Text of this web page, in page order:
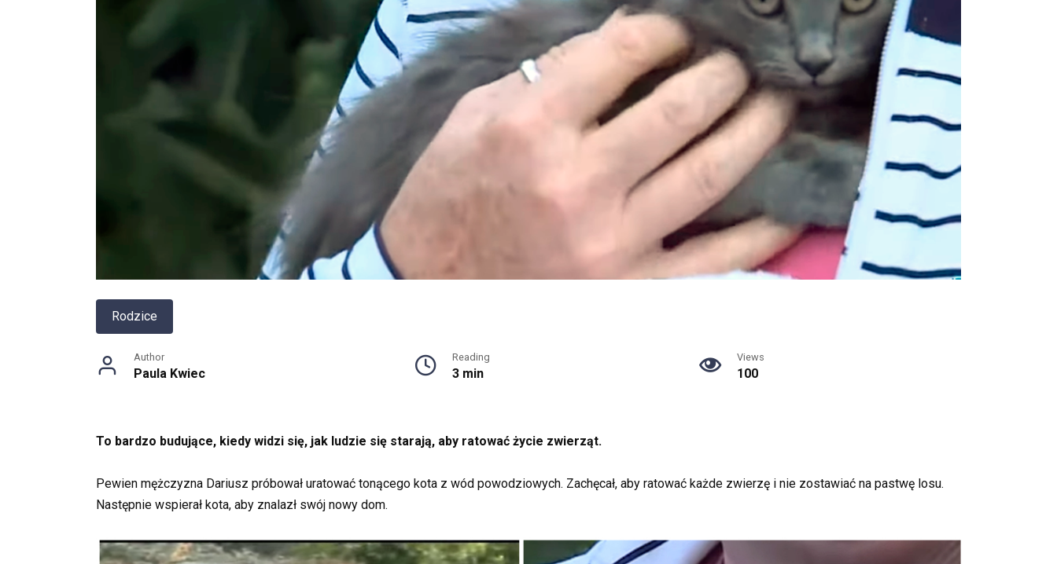
Rodzice
Author
Paula Kwiec
Reading
3 min
Views
100
To bardzo budujące, kiedy widzi się, jak ludzie się starają, aby ratować życie zwierząt.
Pewien mężczyzna Dariusz próbował uratować tonącego kota z wód powodziowych. Zachęcał, aby ratować każde zwierzę i nie zostawiać na pastwę losu.
Następnie wspierał kota, aby znalazł swój nowy dom.